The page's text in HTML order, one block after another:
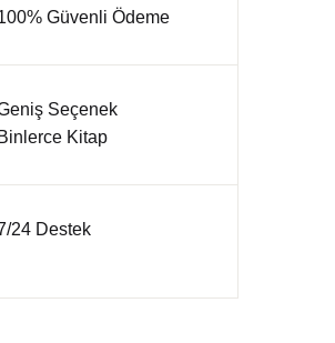
Güvenli Ödeme
Seçenek
Binlerce Kitap
24 Destek